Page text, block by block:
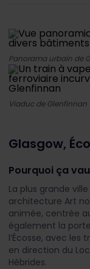
Panorama urbain de
Viaduc de Glenfinnan
Glasgow,
Pourquoi ça
La plus grande
architecture Art
animée, centrée
également la
l’Écosse, avec les
en direction du
Hébrides.